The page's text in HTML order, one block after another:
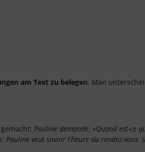
am Text zu belegen. Man
Pauline demande: «Quand est-ce
Pauline veut savoir l'heure du rendez-vous.